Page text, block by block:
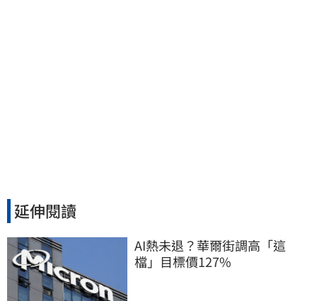
延伸閱讀
AI熱未退？華爾街調高「這
檔」目標價127%